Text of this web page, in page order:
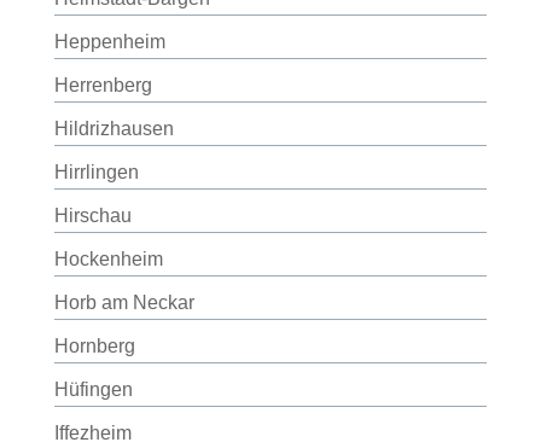
Heppenheim
Herrenberg
Hildrizhausen
Hirrlingen
Hirschau
Hockenheim
Horb am Neckar
Hornberg
Hüfingen
Iffezheim